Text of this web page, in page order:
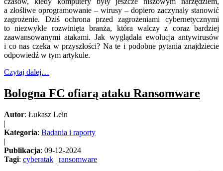
a złośliwe oprogramowanie – wirusy – dopiero zaczynały stanowić
zagrożenie. Dziś ochrona przed zagrożeniami cybernetycznymi
to niezwykle rozwinięta branża, która walczy z coraz bardziej
zaawansowanymi atakami. Jak wyglądała ewolucja antywirusów
i co nas czeka w przyszłości? Na te i podobne pytania znajdziecie
odpowiedź w tym artykule.
Czytaj dalej…
Bologna FC ofiarą ataku Ransomware
Autor: Łukasz Lein
|
Kategoria: Badania i raporty
|
Publikacja: 09-12-2024
Tagi: cyberatak | ransomware